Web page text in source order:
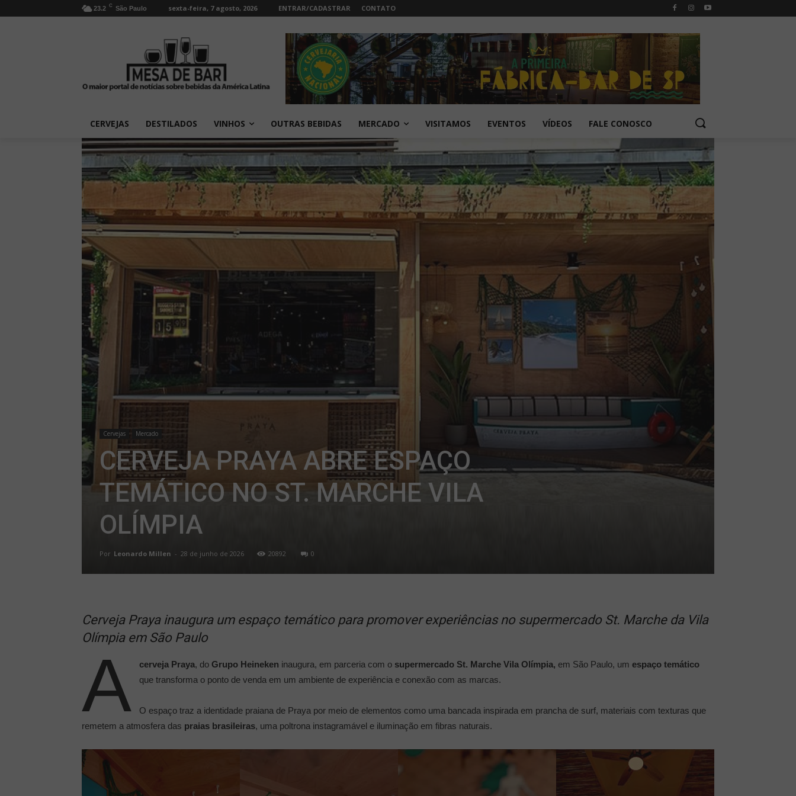
23.2 C São Paulo sexta-feira, 7 agosto, 2026 ENTRAR/CADASTRAR CONTATO
CERVEJAS DESTILADOS VINHOS OUTRAS BEBIDAS MERCADO VISITAMOS EVENTOS VÍDEOS FALE CONOSCO
Cervejas Mercado
CERVEJA PRAYA ABRE ESPAÇO
TEMÁTICO NO ST. MARCHE VILA
OLÍMPIA
Por Leonardo Millen - 28 de junho de 2026 20892 0
Cerveja Praya inaugura um espaço temático para promover experiências no supermercado St. Marche da Vila
Olímpia em São Paulo
A cerveja Praya, do Grupo Heineken inaugura, em parceria com o supermercado St. Marche Vila Olímpia, em São Paulo, um espaço temático
que transforma o ponto de venda em um ambiente de experiência e conexão com as marcas.
O espaço traz a identidade praiana de Praya por meio de elementos como uma bancada inspirada em prancha de surf, materiais com texturas que
remetem a atmosfera das praias brasileiras, uma poltrona instagramável e iluminação em fibras naturais.